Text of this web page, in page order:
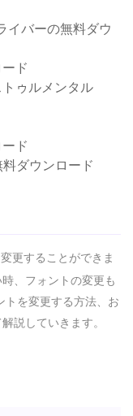
イバーの無料ダウ
ド
ゥルメンタル
ド
ダウンロード
更することができま
、フォントの変更も
トを変更する方法、お
説していきます。